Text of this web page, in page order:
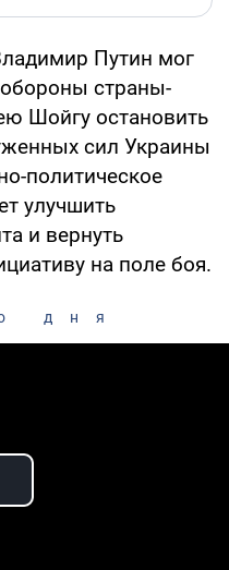
Путин мог
страны-
Шойгу остановить
сил Украины
политическое
улучшить
и вернуть
на поле боя.
дня
Video